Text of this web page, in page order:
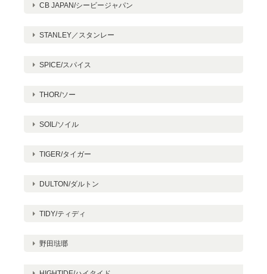
CB JAPAN/シービージャパン
STANLEY／スタンレー
SPICE/スパイス
THOR/ソー
SOIL/ソイル
TIGER/タイガー
DULTON/ダルトン
TIDY/ティディ
野田琺瑯